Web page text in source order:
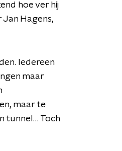
hoe ver hij
Hagens,
Iedereen
maar
maar te
tunnel… Toch